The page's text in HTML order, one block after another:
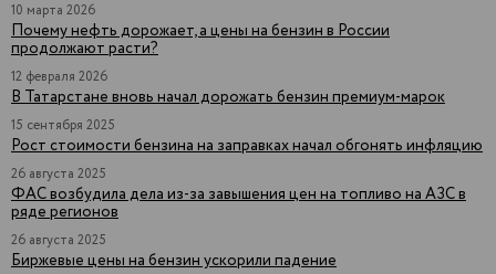
10 марта 2026
Почему нефть дорожает, а цены на бензин в России
продолжают расти?
12 февраля 2026
В Татарстане вновь начал дорожать бензин премиум-марок
15 сентября 2025
Рост стоимости бензина на заправках начал обгонять инфляцию
26 августа 2025
ФАС возбудила дела из-за завышения цен на топливо на АЗС в
ряде регионов
26 августа 2025
Биржевые цены на бензин ускорили падение